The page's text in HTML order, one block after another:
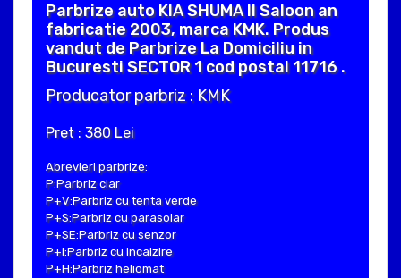
Parbrize auto KIA SHUMA II Saloon an
fabricatie 2003, marca KMK. Produs
vandut de Parbrize La Domiciliu in
Bucuresti SECTOR 1 cod postal 11716 .
Producator parbriz : KMK
Pret : 380 Lei
Abrevieri parbrize:
P:Parbriz clar
P+V:Parbriz cu tenta verde
P+S:Parbriz cu parasolar
P+SE:Parbriz cu senzor
P+I:Parbriz cu incalzire
P+H:Parbriz heliomat